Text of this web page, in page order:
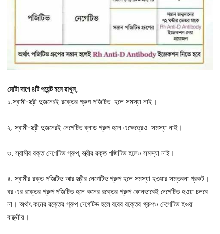
মোটা দাগে ৪টি পয়েন্ট মনে রাখুন,
১.স্বামী-স্ত্রী দুজনেরই রক্তের গ্রুপ পজিটিভ হলে সমস্যা নাই।
২. স্বামী-স্ত্রী দুজনেরই নেগেটিভ ব্লাড গ্রুপ হলে এক্ষেত্রেও সমস্যা নাই।
৩. স্বামীর রক্ত নেগেটিভ গ্রুপ, স্ত্রীর রক্ত পজিটিভ হলেও সমস্যা নাই।
৪. স্বামীর রক্ত পজিটিভ আর স্ত্রীর নেগেটিভ গ্রুপ হলে সমস্যা হওয়ার সম্ভবনা প্রকট।
বর এর রক্তের গ্রুপ পজিটিভ হলে কনের রক্তের গ্রুপ কোনভাবেই নেগেটিভ হওয়া চলবে
না। অর্থাৎ কনের রক্তের গ্রুপ নেগেটিভ হলে বরের রক্তের গ্রুপও নেগেটিভ হওয়া
বাঞ্ছনীয়।